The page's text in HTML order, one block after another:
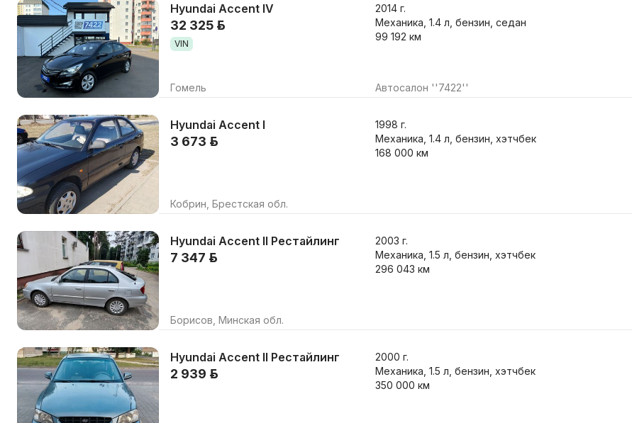
Hyundai Accent IV
32 325 р.
VIN
Гомель
2014 г.
Механика, 1.4 л, бензин, седан
99 192 км
Автосалон ''7422''
Hyundai Accent I
3 673 р.
Кобрин, Брестская обл.
1998 г.
Механика, 1.4 л, бензин, хэтчбек
168 000 км
Hyundai Accent II Рестайлинг
7 347 р.
Борисов, Минская обл.
2003 г.
Механика, 1.5 л, бензин, хэтчбек
296 043 км
Hyundai Accent II Рестайлинг
2 939 р.
2000 г.
Механика, 1.5 л, бензин, хэтчбек
350 000 км